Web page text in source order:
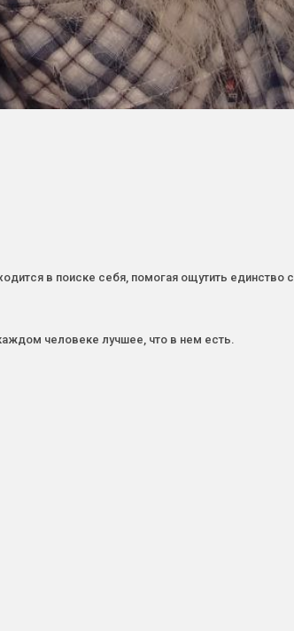
в поиске себя, помогая ощутить единство с
человеке лучшее, что в нем есть.